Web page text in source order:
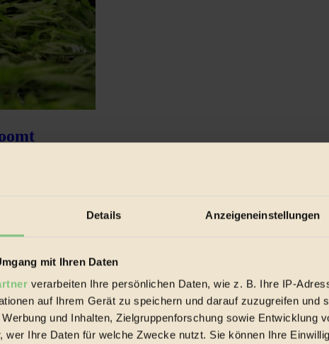
Details Anzeigeneinstellungen
mit Ihren Daten
verarbeiten Ihre persönlichen Daten, wie z. B. Ihre IP-
auf Ihrem Gerät zu speichern und darauf zuzugreifen und
und Inhalten, Zielgruppenforschung sowie Entwicklung
wer Ihre Daten für welche Zwecke nutzt. Sie können Ihre